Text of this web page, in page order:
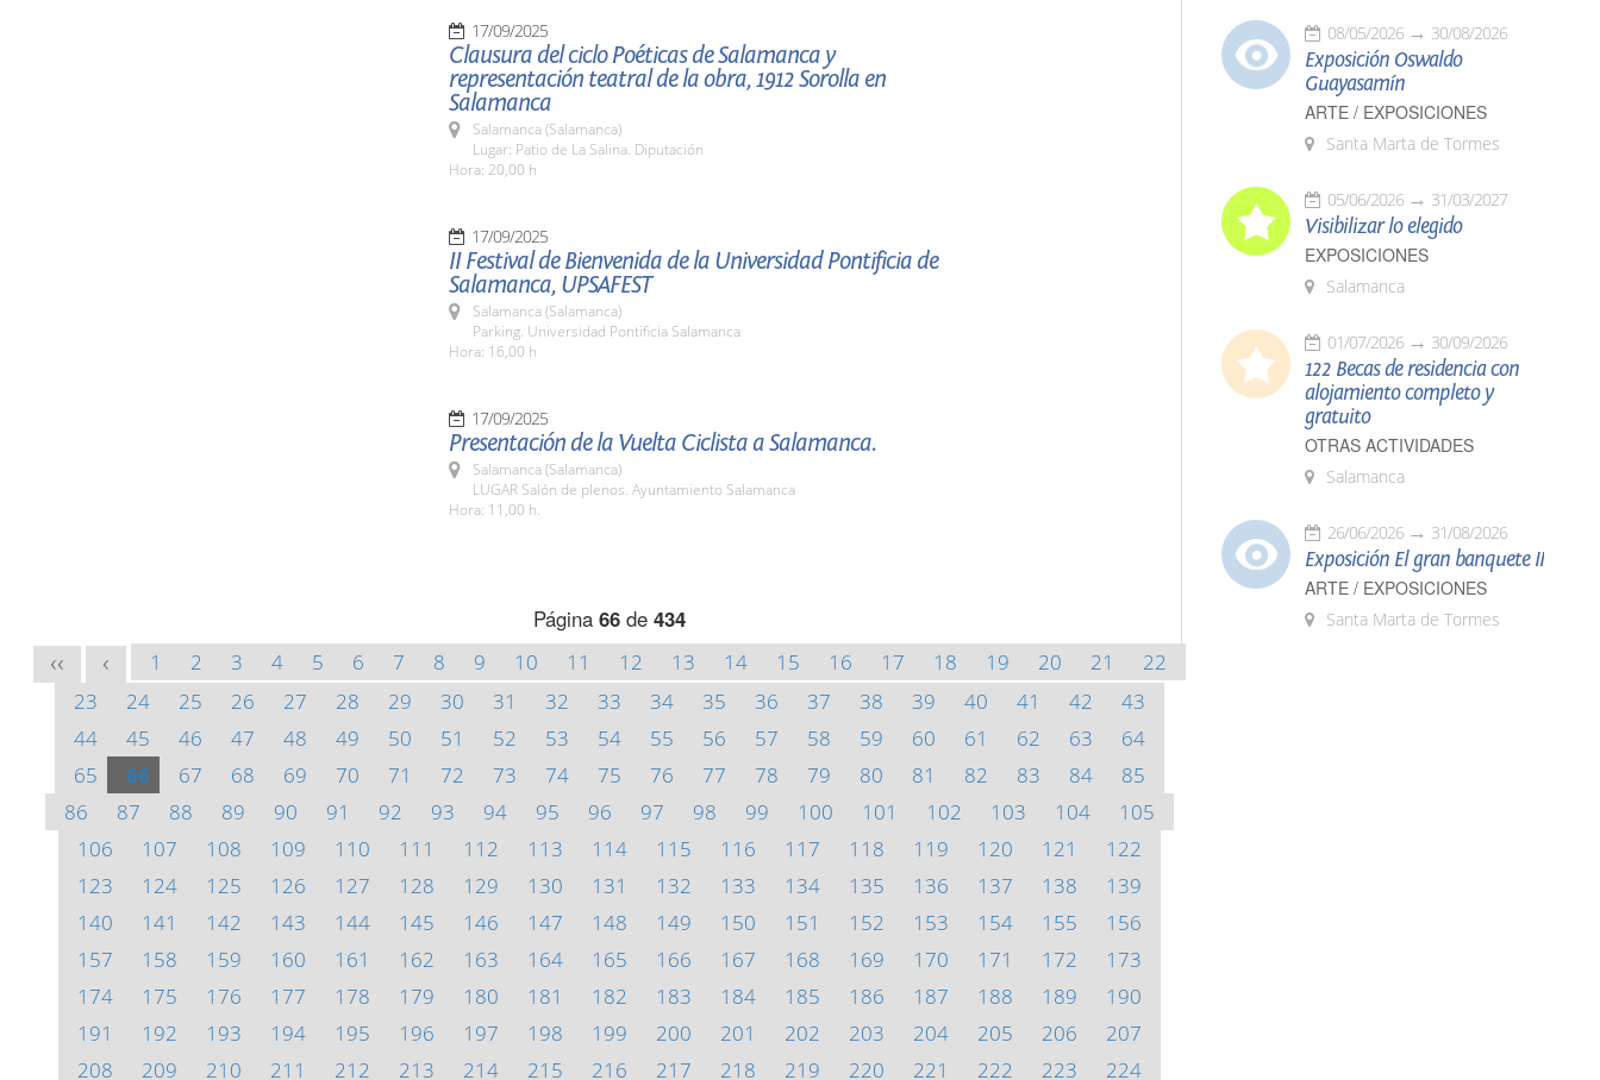
17/09/2025
Clausura del ciclo Poéticas de Salamanca y
representación teatral de la obra, 1912 Sorolla en
Salamanca
Salamanca (Salamanca)
Lugar: Patio de La Salina. Diputación
Hora: 20,00 h
17/09/2025
II Festival de Bienvenida de la Universidad Pontificia de
Salamanca, UPSAFEST
Salamanca (Salamanca)
Parking. Universidad Pontificia Salamanca
Hora: 16,00 h
17/09/2025
Presentación de la Vuelta Ciclista a Salamanca.
Salamanca (Salamanca)
LUGAR Salón de plenos. Ayuntamiento Salamanca
Hora: 11,00 h.
Página 66 de 434
<< < 1 2 3 4 5 6 7 8 9 10 11 12 13 14 15 16 17 18 19 20 21
22
23
24 25 26 27 28 29 30 31 32 33 34 35 36 37 38 39 40 41 42
43
44
45 46 47 48 49 50 51 52 53 54 55 56 57 58 59 60 61 62 63
64
65
66 67 68 69 70 71 72 73 74 75 76 77 78 79 80 81 82 83 84
85
86
87 88 89 90 91 92 93 94 95 96 97 98 99 100 101 102 103 104
105
106
107 108 109 110 111 112 113 114 115 116 117 118 119 120 121
122
123
124 125 126 127 128 129 130 131 132 133 134 135 136 137 138
139
140
141 142 143 144 145 146 147 148 149 150 151 152 153 154 155
156
157
158 159 160 161 162 163 164 165 166 167 168 169 170 171 172
173
174
175 176 177 178 179 180 181 182 183 184 185 186 187 188 189
190
191
192 193 194 195 196 197 198 199 200 201 202 203 204 205 206
207
208
209 210 211 212 213 214 215 216 217 218 219 220 221 222 223 224
08/05/2026 30/08/2026
Exposición Oswaldo
Guayasamín
ARTE / EXPOSICIONES
Santa Marta de Tormes
05/06/2026 31/03/2027
Visibilizar lo elegido
EXPOSICIONES
Salamanca
01/07/2026 30/09/2026
122 Becas de residencia con
alojamiento completo y
gratuito
OTRAS ACTIVIDADES
Salamanca
26/06/2026 31/08/2026
Exposición El gran banquete II
ARTE / EXPOSICIONES
Santa Marta de Tormes